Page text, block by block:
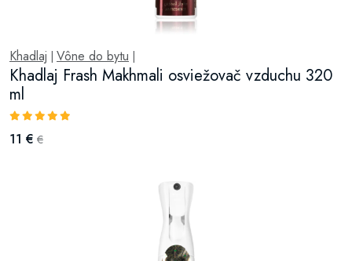
Khadlaj Vône do bytu
Khadlaj Frash Makhmali osviežovač vzduchu 320
ml
11 € €